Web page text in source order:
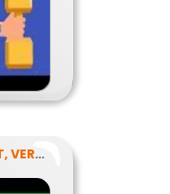
SZABADIDŐSPORT, VERSENYSPORT